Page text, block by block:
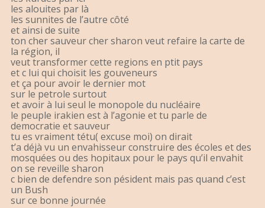
les alouites par là
les sunnites de l’autre côté
et ainsi de suite
ton cher sauveur cher sharon veut refaire la carte de
la région, il
veut transformer cette regions en ptit pays
et c lui qui choisit les gouveneurs
et ça pour avoir le dernier mot
sur le petrole surtout
et avoir à lui seul le monopole du nucléaire
le peuple irakien est à l’agonie et tu parle de
democratie et sauveur
tu es vraiment tétu( excuse moi) on dirait
t’a déjà vu un envahisseur construire des écoles et des
mosquées ou des hopitaux pour le pays qu’il envahit
on se reveille sharon
c bien de defendre son pésident mais pas quand c’est
un Bush
sur ce bonne journée